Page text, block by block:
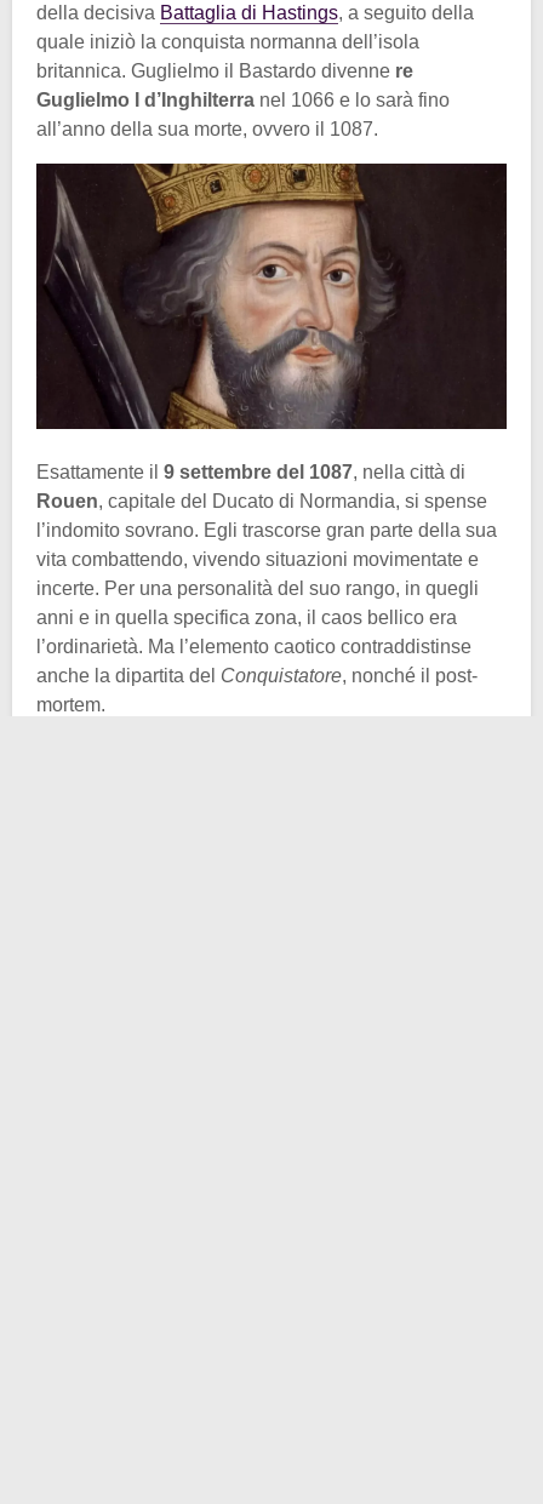
della decisiva Battaglia di Hastings, a seguito della
quale iniziò la conquista normanna dell’isola
britannica. Guglielmo il Bastardo divenne re
Guglielmo I d’Inghilterra nel 1066 e lo sarà fino
all’anno della sua morte, ovvero il 1087.
Esattamente il 9 settembre del 1087, nella città di
Rouen, capitale del Ducato di Normandia, si spense
l’indomito sovrano. Egli trascorse gran parte della sua
vita combattendo, vivendo situazioni movimentate e
incerte. Per una personalità del suo rango, in quegli
anni e in quella specifica zona, il caos bellico era
l’ordinarietà. Ma l’elemento caotico contraddistinse
anche la dipartita del Conquistatore, nonché il post-
mortem.